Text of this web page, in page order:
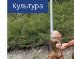
Культура